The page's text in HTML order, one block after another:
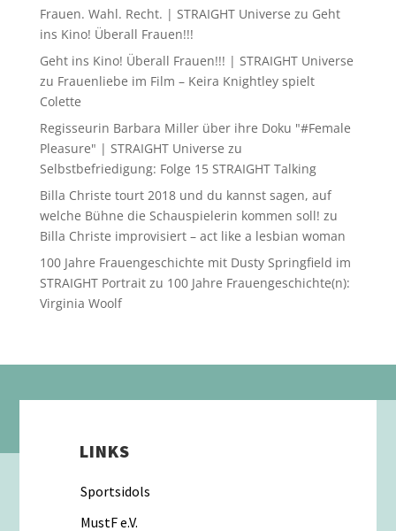
Frauen. Wahl. Recht. | STRAIGHT Universe zu Geht
ins Kino! Überall Frauen!!!
Geht ins Kino! Überall Frauen!!! | STRAIGHT Universe
zu Frauenliebe im Film – Keira Knightley spielt
Colette
Regisseurin Barbara Miller über ihre Doku "#Female
Pleasure" | STRAIGHT Universe zu
Selbstbefriedigung: Folge 15 STRAIGHT Talking
Billa Christe tourt 2018 und du kannst sagen, auf
welche Bühne die Schauspielerin kommen soll! zu
Billa Christe improvisiert – act like a lesbian woman
100 Jahre Frauengeschichte mit Dusty Springfield im
STRAIGHT Portraitzu 100 Jahre Frauengeschichte(n):
Virginia Woolf
LINKS
Sportsidols
MustF e.V.